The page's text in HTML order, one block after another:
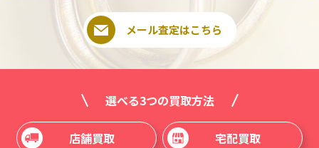
メール査定はこちら
選べる3つの買取方法
店舗買取 宅配買取